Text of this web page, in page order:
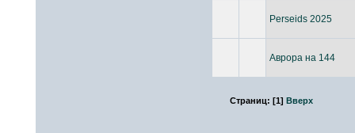
Perseids 2025
Аврора на 144
Страниц: [1] Вверх